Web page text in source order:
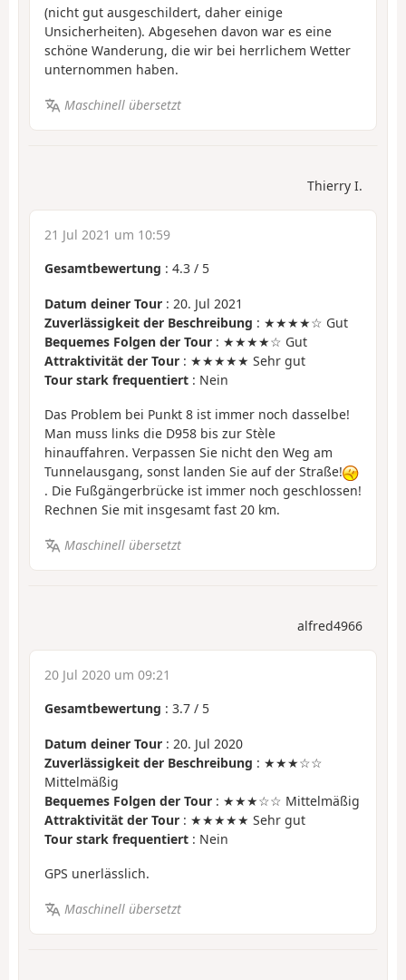
(nicht gut ausgeschildert, daher einige
Unsicherheiten). Abgesehen davon war es eine
schöne Wanderung, die wir bei herrlichem Wetter
unternommen haben.
Maschinell übersetzt
Thierry I.
21 Jul 2021 um 10:59
Gesamtbewertung : 4.3 / 5
Datum deiner Tour : 20. Jul 2021
Zuverlässigkeit der Beschreibung : ★★★★☆ Gut
Bequemes Folgen der Tour : ★★★★☆ Gut
Attraktivität der Tour : ★★★★★ Sehr gut
Tour stark frequentiert : Nein
Das Problem bei Punkt 8 ist immer noch dasselbe!
Man muss links die D958 bis zur Stèle
hinauffahren. Verpassen Sie nicht den Weg am
Tunnelausgang, sonst landen Sie auf der Straße!
. Die Fußgängerbrücke ist immer noch geschlossen!
Rechnen Sie mit insgesamt fast 20 km.
Maschinell übersetzt
alfred4966
20 Jul 2020 um 09:21
Gesamtbewertung : 3.7 / 5
Datum deiner Tour : 20. Jul 2020
Zuverlässigkeit der Beschreibung : ★★★☆☆
Mittelmäßig
Bequemes Folgen der Tour : ★★★☆☆ Mittelmäßig
Attraktivität der Tour : ★★★★★ Sehr gut
Tour stark frequentiert : Nein
GPS unerlässlich.
Maschinell übersetzt